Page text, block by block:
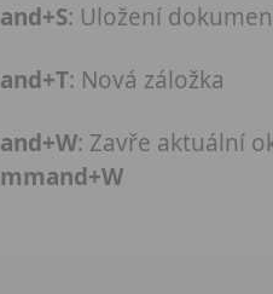
: Uložení
: Nová záložka
: Zavře aktuální